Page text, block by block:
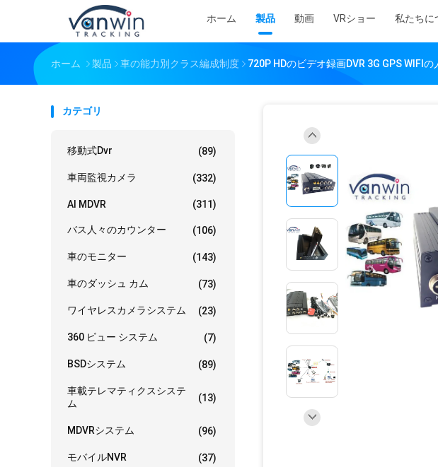
ホーム 製品 動画 VRショー 私たちに
ホーム 製品 車の能力別クラス編成制度 720P HDのビデオ録画DVR 3G GPS WIFI
カテゴリ
移動式dvr (89)
車両監視カメラ (332)
AI MDVR (311)
バス人々のカウンター (106)
車のモニター (143)
車のダッシュ カム (73)
ワイヤレスカメラシステム (23)
360 ビュー システム (7)
BSDシステム (89)
車載テレマティクスシステ
ム
(13)
MDVRシステム (96)
モバイルNVR (37)